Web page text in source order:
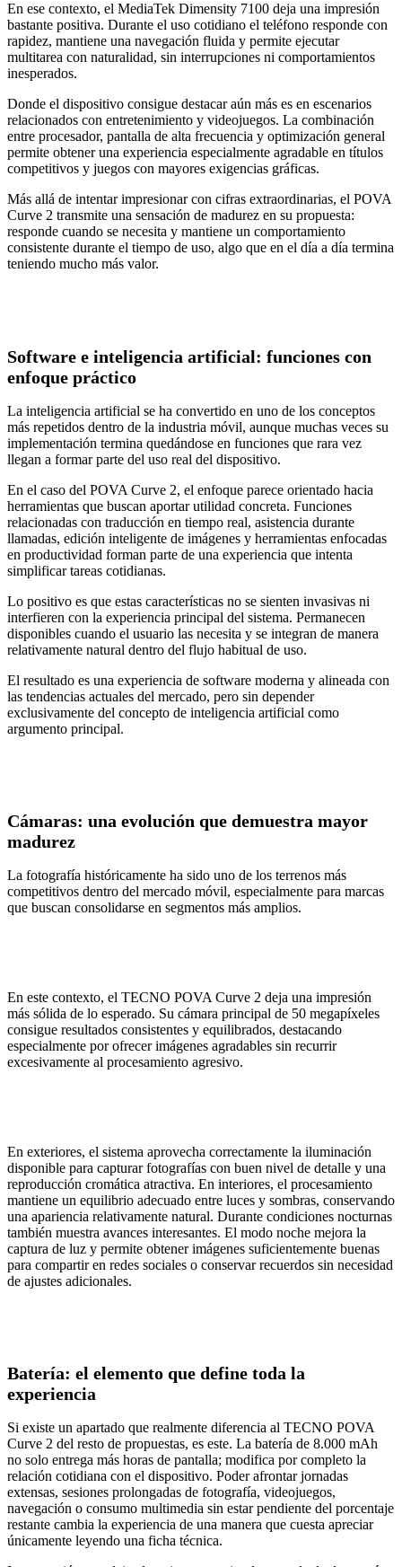
En ese contexto, el MediaTek Dimensity 7100 deja una impresión
bastante positiva. Durante el uso cotidiano el teléfono responde con
rapidez, mantiene una navegación fluida y permite ejecutar
multitarea con naturalidad, sin interrupciones ni comportamientos
inesperados.
Donde el dispositivo consigue destacar aún más es en escenarios
relacionados con entretenimiento y videojuegos. La combinación
entre procesador, pantalla de alta frecuencia y optimización general
permite obtener una experiencia especialmente agradable en títulos
competitivos y juegos con mayores exigencias gráficas.
Más allá de intentar impresionar con cifras extraordinarias, el POVA
Curve 2 transmite una sensación de madurez en su propuesta:
responde cuando se necesita y mantiene un comportamiento
consistente durante el tiempo de uso, algo que en el día a día termina
teniendo mucho más valor.
Software e inteligencia artificial: funciones con
enfoque práctico
La inteligencia artificial se ha convertido en uno de los conceptos
más repetidos dentro de la industria móvil, aunque muchas veces su
implementación termina quedándose en funciones que rara vez
llegan a formar parte del uso real del dispositivo.
En el caso del POVA Curve 2, el enfoque parece orientado hacia
herramientas que buscan aportar utilidad concreta. Funciones
relacionadas con traducción en tiempo real, asistencia durante
llamadas, edición inteligente de imágenes y herramientas enfocadas
en productividad forman parte de una experiencia que intenta
simplificar tareas cotidianas.
Lo positivo es que estas características no se sienten invasivas ni
interfieren con la experiencia principal del sistema. Permanecen
disponibles cuando el usuario las necesita y se integran de manera
relativamente natural dentro del flujo habitual de uso.
El resultado es una experiencia de software moderna y alineada con
las tendencias actuales del mercado, pero sin depender
exclusivamente del concepto de inteligencia artificial como
argumento principal.
Cámaras: una evolución que demuestra mayor
madurez
La fotografía históricamente ha sido uno de los terrenos más
competitivos dentro del mercado móvil, especialmente para marcas
que buscan consolidarse en segmentos más amplios.
En este contexto, el TECNO POVA Curve 2 deja una impresión
más sólida de lo esperado. Su cámara principal de 50 megapíxeles
consigue resultados consistentes y equilibrados, destacando
especialmente por ofrecer imágenes agradables sin recurrir
excesivamente al procesamiento agresivo.
En exteriores, el sistema aprovecha correctamente la iluminación
disponible para capturar fotografías con buen nivel de detalle y una
reproducción cromática atractiva. En interiores, el procesamiento
mantiene un equilibrio adecuado entre luces y sombras, conservando
una apariencia relativamente natural. Durante condiciones nocturnas
también muestra avances interesantes. El modo noche mejora la
captura de luz y permite obtener imágenes suficientemente buenas
para compartir en redes sociales o conservar recuerdos sin necesidad
de ajustes adicionales.
Batería: el elemento que define toda la
experiencia
Si existe un apartado que realmente diferencia al TECNO POVA
Curve 2 del resto de propuestas, es este. La batería de 8.000 mAh
no solo entrega más horas de pantalla; modifica por completo la
relación cotidiana con el dispositivo. Poder afrontar jornadas
extensas, sesiones prolongadas de fotografía, videojuegos,
navegación o consumo multimedia sin estar pendiente del porcentaje
restante cambia la experiencia de una manera que cuesta apreciar
únicamente leyendo una ficha técnica.